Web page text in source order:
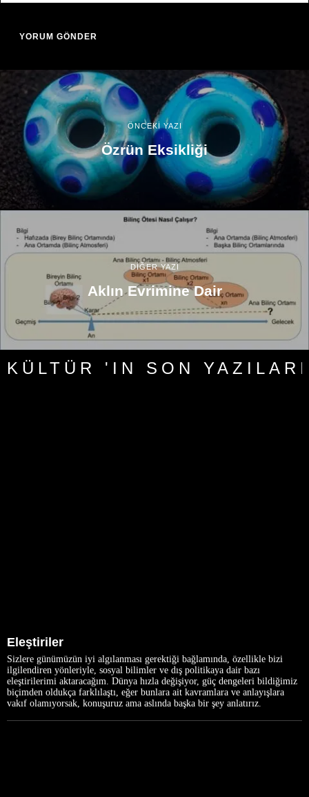
ÖNCEKİ YAZI
Özrün Eksikliği
DİĞER YAZI
Aklın Evrimine Dair
KÜLTÜR 'IN SON YAZILARI
Eleştiriler
Sizlere günümüzün iyi algılanması gerektiği bağlamında, özellikle bizi
ilgilendiren yönleriyle, sosyal bilimler ve dış politikaya dair bazı
eleştirilerimi aktaracağım. Dünya hızla değişiyor, güç dengeleri bildiğimiz
biçimden oldukça farklılaştı, eğer bunlara ait kavramlara ve anlayışlara
vakıf olamıyorsak, konuşuruz ama aslında başka bir şey anlatırız.